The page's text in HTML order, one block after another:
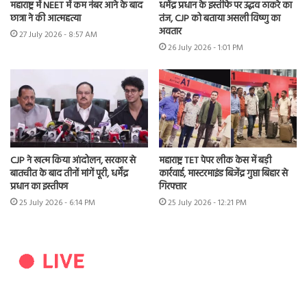
महाराष्ट्र में NEET में कम नंबर आने के बाद
छात्रा ने की आत्महत्या
27 July 2026 - 8:57 AM
धर्मेंद्र प्रधान के इस्तीफे पर उद्धव ठाकरे का
तंज, CJP को बताया असली विष्णु का
अवतार
26 July 2026 - 1:01 PM
CJP ने खत्म किया आंदोलन, सरकार से
बातचीत के बाद तीनों मांगें पूरी, धर्मेंद्र
प्रधान का इस्तीफा
25 July 2026 - 6:14 PM
महाराष्ट्र TET पेपर लीक केस में बड़ी
कार्रवाई, मास्टरमाइंड बिजेंद्र गुप्ता बिहार से
गिरफ्तार
25 July 2026 - 12:21 PM